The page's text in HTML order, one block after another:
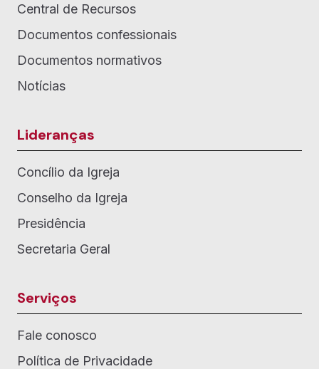
Central de Recursos
Documentos confessionais
Documentos normativos
Notícias
Lideranças
Concílio da Igreja
Conselho da Igreja
Presidência
Secretaria Geral
Serviços
Fale conosco
Política de Privacidade